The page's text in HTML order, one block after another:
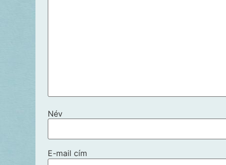
Név
E-mail cím